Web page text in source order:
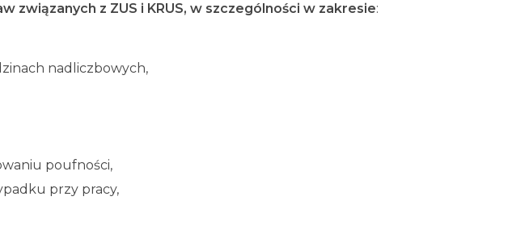
z ZUS i KRUS, w szczególności w zakresie:
nadliczbowych,
poufności,
przy pracy,